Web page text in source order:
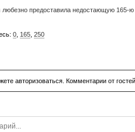
любезно предоставила недостающую 165-ю
0 165 250
авторизоваться. Комментарии от